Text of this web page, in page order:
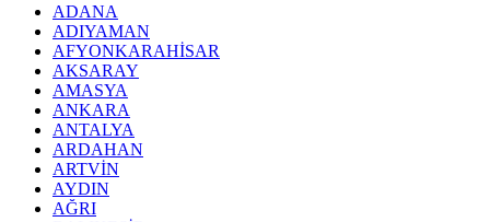
ADANA
ADIYAMAN
AFYONKARAHİSAR
AKSARAY
AMASYA
ANKARA
ANTALYA
ARDAHAN
ARTVİN
AYDIN
AĞRI